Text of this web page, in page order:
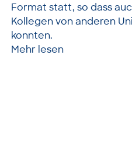
Format statt, so dass
Kollegen von anderen
konnten.
Mehr lesen